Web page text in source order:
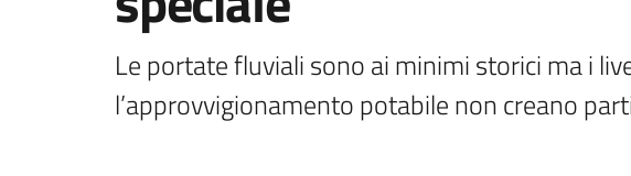
Le portate fluviali sono ai minimi storici ma i
l’approvvigionamento potabile non creano